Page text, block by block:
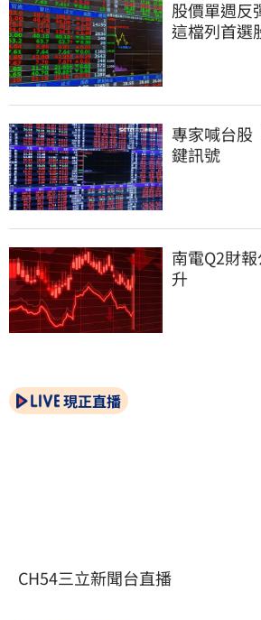
股價單週反
這檔列首選
專家喊台股
鍵訊號
南電Q2財
升
現正直播
CH54三立新聞台直播